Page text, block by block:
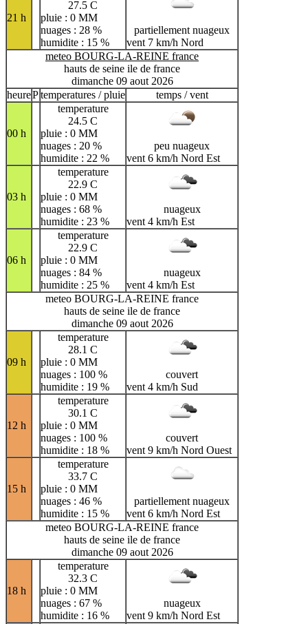
21 h
27.5 C
pluie : 0 MM
nuages : 28 %
humidite : 15 %
partiellement nuageux
vent 7 km/h Nord
meteo BOURG-LA-REINE france
hauts de seine ile de france
dimanche 09 aout 2026
heurePtemperatures / pluie temps / vent
00 h
temperature
24.5 C
pluie : 0 MM
nuages : 20 %
humidite : 22 %
peu nuageux
vent 6 km/h Nord Est
03 h
temperature
22.9 C
pluie : 0 MM
nuages : 68 %
humidite : 23 %
nuageux
vent 4 km/h Est
06 h
temperature
22.9 C
pluie : 0 MM
nuages : 84 %
humidite : 25 %
nuageux
vent 4 km/h Est
meteo BOURG-LA-REINE france
hauts de seine ile de france
dimanche 09 aout 2026
09 h
temperature
28.1 C
pluie : 0 MM
nuages : 100 %
humidite : 19 %
couvert
vent 4 km/h Sud
12 h
temperature
30.1 C
pluie : 0 MM
nuages : 100 %
humidite : 18 %
couvert
vent 9 km/h Nord Ouest
15 h
temperature
33.7 C
pluie : 0 MM
nuages : 46 %
humidite : 15 %
partiellement nuageux
vent 6 km/h Nord Est
meteo BOURG-LA-REINE france
hauts de seine ile de france
dimanche 09 aout 2026
18 h
temperature
32.3 C
pluie : 0 MM
nuages : 67 %
humidite : 16 %
nuageux
vent 9 km/h Nord Est